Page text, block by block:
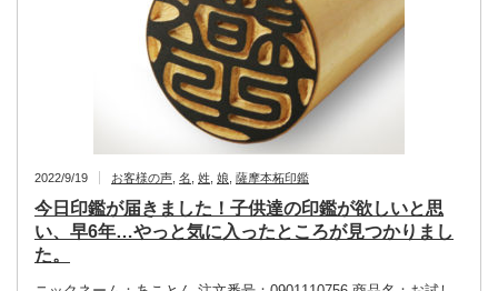
2022/9/19 お客様の声 名 姓 娘 薩摩本柘印鑑
今日印鑑が届きました！子供達の印鑑が欲しいと思
い、早6年…やっと気に入ったところが見つかりまし
た。